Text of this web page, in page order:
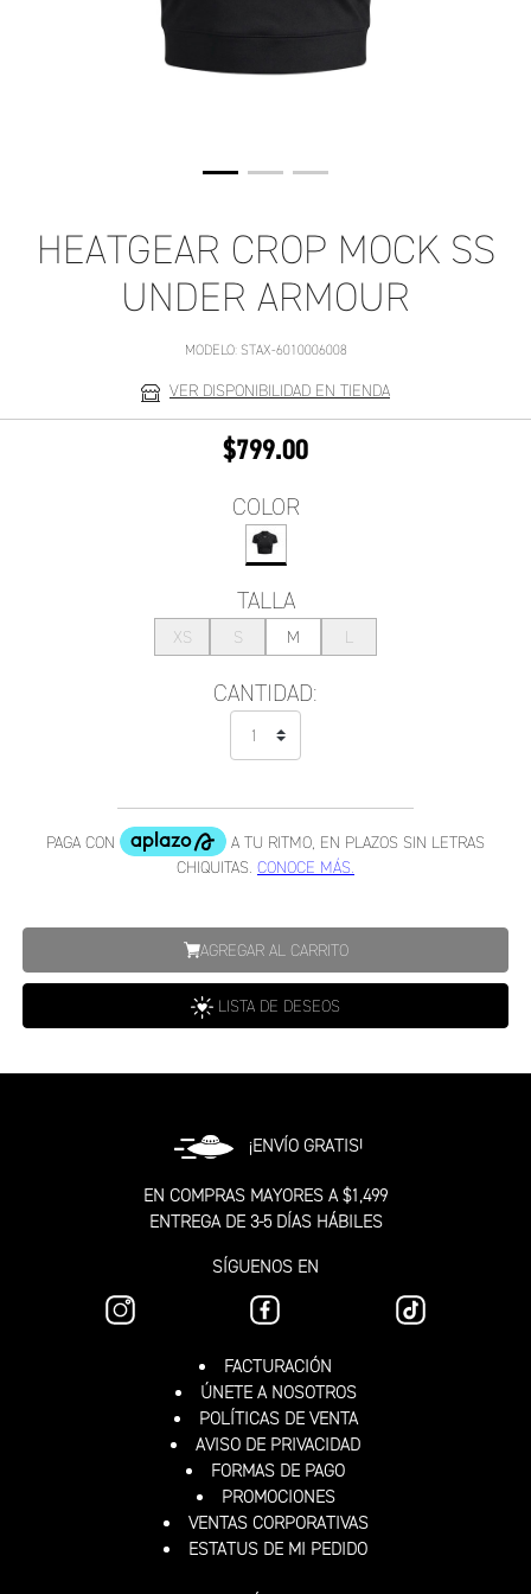
HEATGEAR CROP MOCK SS
UNDER ARMOUR
MODELO: STAX-6010006008
VER DISPONIBILIDAD EN TIENDA
$799.00
COLOR
TALLA
XS S M L
CANTIDAD:
AGREGAR AL CARRITO
LISTA DE DESEOS
¡ENVÍO GRATIS!
EN COMPRAS MAYORES A $1,499
ENTREGA DE 3-5 DÍAS HÁBILES
SÍGUENOS EN
FACTURACIÓN
ÚNETE A NOSOTROS
POLÍTICAS DE VENTA
AVISO DE PRIVACIDAD
FORMAS DE PAGO
PROMOCIONES
VENTAS CORPORATIVAS
ESTATUS DE MI PEDIDO